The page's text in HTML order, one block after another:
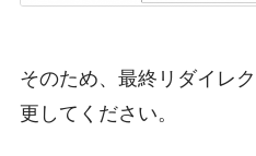
そのため、最終リダイレ
更してください。